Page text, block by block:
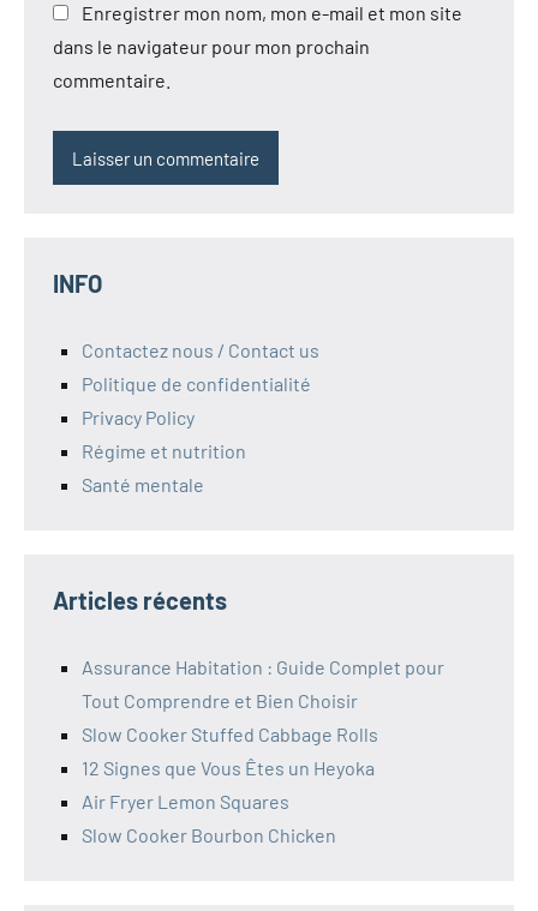
Enregistrer mon nom, mon e-mail et mon site
dans le navigateur pour mon prochain
commentaire.
INFO
Contactez nous / Contact us
Politique de confidentialité
Privacy Policy
Régime et nutrition
Santé mentale
Articles récents
Assurance Habitation : Guide Complet pour
Tout Comprendre et Bien Choisir
Slow Cooker Stuffed Cabbage Rolls
12 Signes que Vous Êtes un Heyoka
Air Fryer Lemon Squares
Slow Cooker Bourbon Chicken